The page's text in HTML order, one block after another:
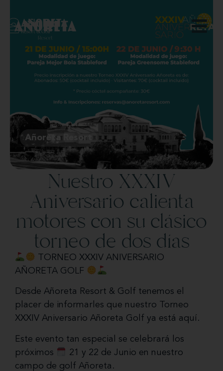
Añoreta Resort
Nuestro XXXIV
Aniversario calienta
motores con su clásico
torneo de dos días
TORNEO XXXIV ANIVERSARIO
AÑORETA GOLF
Desde Añoreta Resort & Golf tenemos el
placer de informarles que nuestro Torneo
XXXIV Aniversario Añoreta Golf ya está aquí.
Este evento tan especial se celebrará los
próximos
21 y 22 de Junio en nuestro
campo de golf Añoreta.